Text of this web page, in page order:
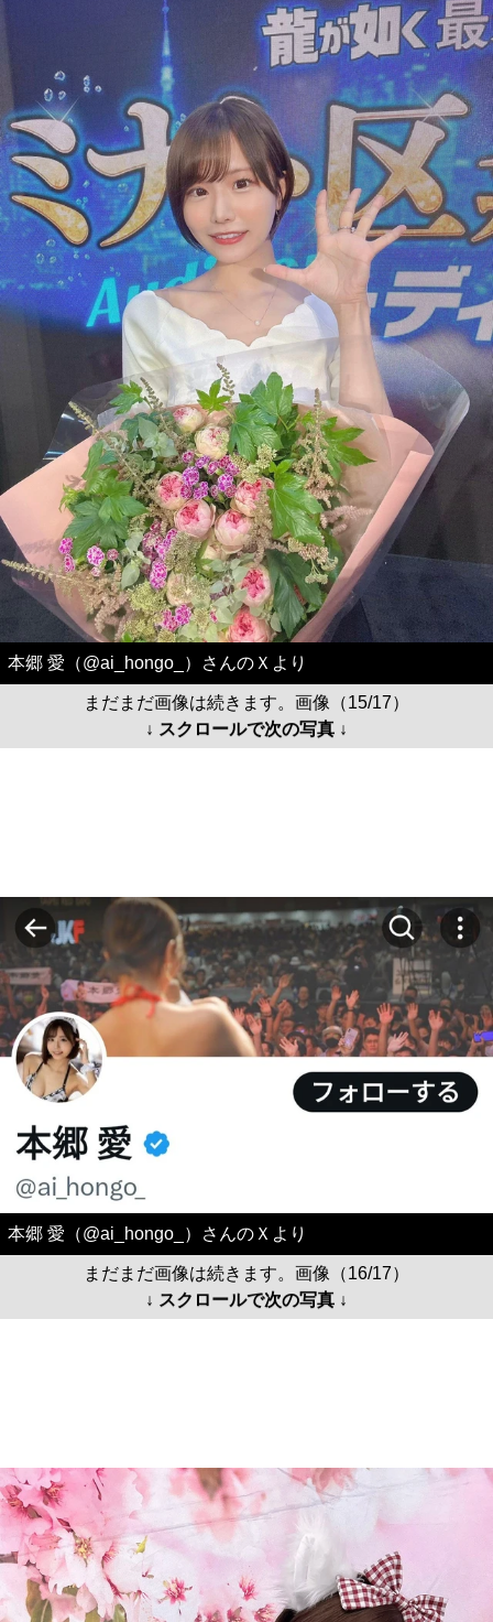
本郷 愛（@ai_hongo_）さんのＸより
まだまだ画像は続きます。画像（15/17）
↓ スクロールで次の写真 ↓
本郷 愛（@ai_hongo_）さんのＸより
まだまだ画像は続きます。画像（16/17）
↓ スクロールで次の写真 ↓